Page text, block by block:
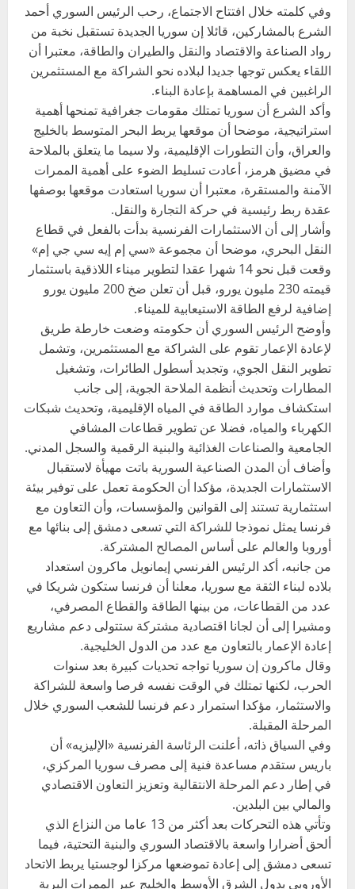
وفي كلمته خلال افتتاح الاجتماع، رحب الرئيس السوري أحمد
الشرع بالمشاركين، قائلا إن سوريا الجديدة تستقبل نخبة من
رواد الصناعة والاقتصاد والنقل والطيران والطاقة، معتبرا أن
اللقاء يعكس توجها جديدا لبلاده نحو الشراكة مع المستثمرين
الراغبين في المساهمة بإعادة البناء.
وأكد الشرع أن سوريا تمتلك مقومات جغرافية تمنحها أهمية
استراتيجية، موضحا أن موقعها يربط البحر المتوسط بالخليج
والعراق، وأن التطورات الإقليمية، ولا سيما ما يتعلق بالملاحة
في مضيق هرمز، أعادت تسليط الضوء على أهمية الممرات
الآمنة والمستقرة، معتبرا أن سوريا استعادت موقعها بوصفها
عقدة ربط رئيسية في حركة التجارة والنقل.
وأشار إلى أن الاستثمارات الفرنسية بدأت بالفعل في قطاع
النقل البحري، موضحا أن مجموعة «سي إم إيه سي جي إم»
وقعت قبل نحو 14 شهرا عقدا لتطوير ميناء اللاذقية باستثمار
قيمته 230 مليون يورو، قبل أن تعلن ضخ 200 مليون يورو
إضافية لرفع الطاقة الاستيعابية للميناء.
وأوضح الرئيس السوري أن حكومته وضعت خارطة طريق
لإعادة الإعمار تقوم على الشراكة مع المستثمرين، وتشمل
تطوير النقل الجوي، وتجديد أسطول الطائرات، وتشغيل
المطارات وتحديث أنظمة الملاحة الجوية، إلى جانب
استكشاف موارد الطاقة في المياه الإقليمية، وتحديث شبكات
الكهرباء والمياه، فضلا عن تطوير قطاعات المشافي
الجامعية والصناعات الغذائية والبنية الرقمية والسجل المدني.
وأضاف أن المدن الصناعية السورية باتت مهيأة لاستقبال
الاستثمارات الجديدة، مؤكدا أن الحكومة تعمل على توفير بيئة
استثمارية تستند إلى القوانين والمؤسسات، وأن التعاون مع
فرنسا يمثل نموذجا للشراكة التي تسعى دمشق إلى بنائها مع
أوروبا والعالم على أساس المصالح المشتركة.
من جانبه، أكد الرئيس الفرنسي إيمانويل ماكرون استعداد
بلاده لبناء الثقة مع سوريا، معلنا أن فرنسا ستكون شريكا في
عدد من القطاعات، من بينها الطاقة والقطاع المصرفي،
ومشيرا إلى أن لجانا اقتصادية مشتركة ستتولى دعم مشاريع
إعادة الإعمار بالتعاون مع عدد من الدول الخليجية.
وقال ماكرون إن سوريا تواجه تحديات كبيرة بعد سنوات
الحرب، لكنها تمتلك في الوقت نفسه فرصا واسعة للشراكة
والاستثمار، مؤكدا استمرار دعم فرنسا للشعب السوري خلال
المرحلة المقبلة.
وفي السياق ذاته، أعلنت الرئاسة الفرنسية «الإليزيه» أن
باريس ستقدم مساعدة فنية إلى مصرف سوريا المركزي،
في إطار دعم المرحلة الانتقالية وتعزيز التعاون الاقتصادي
والمالي بين البلدين.
وتأتي هذه التحركات بعد أكثر من 13 عاما من النزاع الذي
ألحق أضرارا واسعة بالاقتصاد السوري والبنية التحتية، فيما
تسعى دمشق إلى إعادة تموضعها مركزا لوجستيا يربط الاتحاد
الأوروبي بدول الشرق الأوسط والخليج عبر الممرات البرية